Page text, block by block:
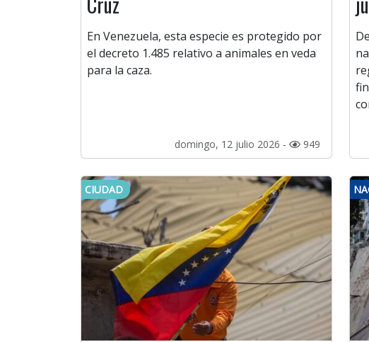
En Venezuela, esta especie es protegido por
el decreto 1.485 relativo a animales en veda
para la caza.
domingo, 12 julio 2026 - 949
CIUDAD